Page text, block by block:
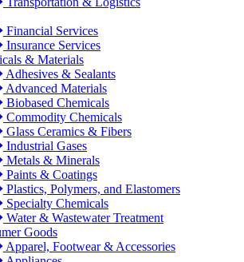
Financial Services
Insurance Services
& Materials
Adhesives & Sealants
Advanced Materials
Biobased Chemicals
Commodity Chemicals
Glass Ceramics & Fibers
Industrial Gases
Metals & Minerals
Paints & Coatings
Plastics, Polymers, and Elastomers
Specialty Chemicals
Water & Wastewater Treatment
Goods
Apparel, Footwear & Accessories